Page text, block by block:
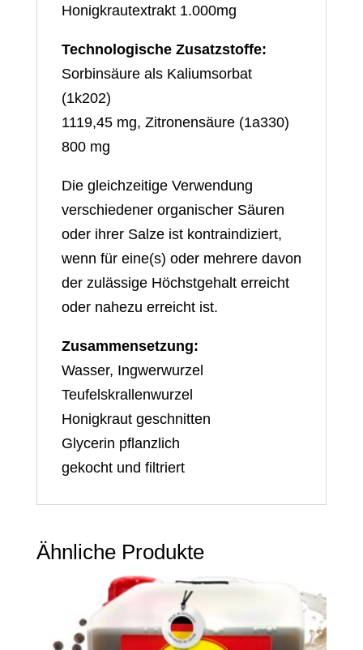
Honigkrautextrakt 1.000mg
Technologische Zusatzstoffe:
Sorbinsäure als Kaliumsorbat
(1k202)
1119,45 mg, Zitronensäure (1a330)
800 mg
Die gleichzeitige Verwendung
verschiedener organischer Säuren
oder ihrer Salze ist kontraindiziert,
wenn für eine(s) oder mehrere davon
der zulässige Höchstgehalt erreicht
oder nahezu erreicht ist.
Zusammensetzung:
Wasser, Ingwerwurzel
Teufelskrallenwurzel
Honigkraut geschnitten
Glycerin pflanzlich
gekocht und filtriert
Ähnliche Produkte